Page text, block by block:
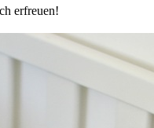
erfreuen!